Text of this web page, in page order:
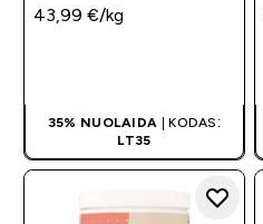
43,99 €‎/kg
35% NUOLAIDA | KODAS:
LT35